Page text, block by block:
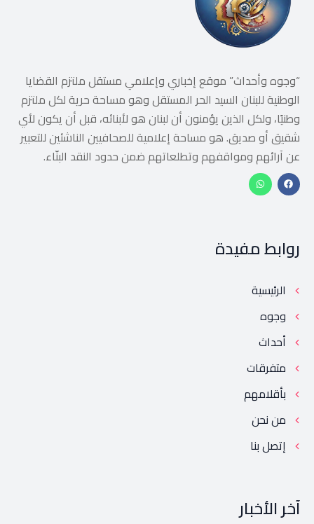
“وجوه وأحداث” موقع إخباري وإعلامي مستقل ملتزم القضايا
الوطنية للبنان السيد الحر المستقل وهو مساحة حرية لكل ملتزم
وطنيًا، ولكل الذين يؤمنون أن لبنان هو لأبنائه، قبل أن يكون لأي
شقيق أو صديق. هو مساحة إعلامية للصحافيين الناشئين للتعبير
عن آرائهم ومواقفهم وتطلعاتهم ضمن حدود النقد البنّاء.
روابط مفيدة
الرئيسية
وجوه
أحداث
متفرقات
بأقلامهم
من نحن
إتصل بنا
آخر الأخبار